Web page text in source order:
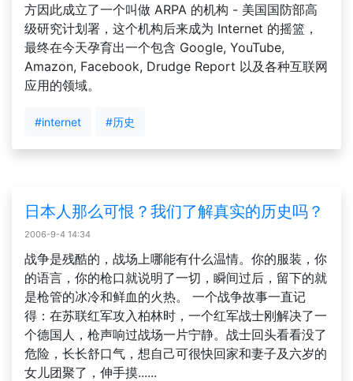
方因此成立了一个叫做 ARPA 的机构 - 美国国防部高
级研究计划署，这个机构后来成为 Internet 的摇篮，
最终在今天孕育出一个包含 Google, YouTube,
Amazon, Facebook, Drudge Report 以及各种互联网
应用的领域。
#internet #历史
日本人那么可恨？我们了解真实的历史吗？
2006-9-4 14:34
战争是残酷的，战场上哪能有什么温情。你的服装，你
的语言，你的枪口就说明了一切，瞬间过后，留下的就
是枪管的冰冷和鲜血的火热。 一个战争故事一直记
得：在苏联红军攻入柏林时，一个红军战士刚解决了一
个德国人，枪声响过战场一片宁静。战士回头看看没了
危险，长长舒口气，想自己可很快回家和妻子及六岁的
女儿团聚了，伸手摸......